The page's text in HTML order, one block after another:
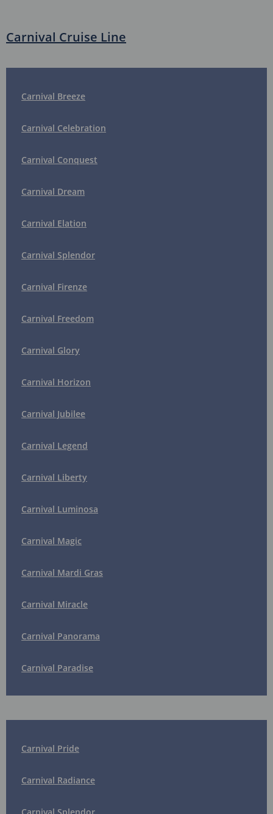
Carnival Cruise Line
Carnival Breeze
Carnival Celebration
Carnival Conquest
Carnival Dream
Carnival Elation
Carnival Splendor
Carnival Firenze
Carnival Freedom
Carnival Glory
Carnival Horizon
Carnival Jubilee
Carnival Legend
Carnival Liberty
Carnival Luminosa
Carnival Magic
Carnival Mardi Gras
Carnival Miracle
Carnival Panorama
Carnival Paradise
Carnival Pride
Carnival Radiance